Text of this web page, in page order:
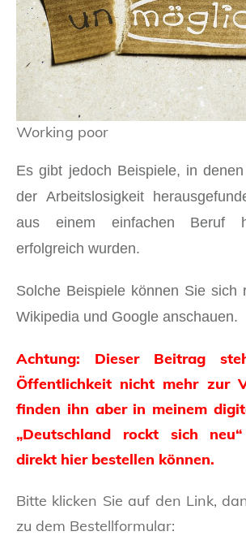
Working poor
Es gibt jedoch Beispiele, in
der Arbeitslosigkeit
aus einem einfachen Beruf
erfolgreich wurden.
Solche Beispiele können Sie sich
Wikipedia und Google anschauen.
Achtung: Dieser Beitrag
Öffentlichkeit nicht mehr zur
finden ihn aber in meinem
„Deutschland rockt sich
direkt hier bestellen können.
Bitte klicken Sie auf den Link,
zu dem Bestellformular: